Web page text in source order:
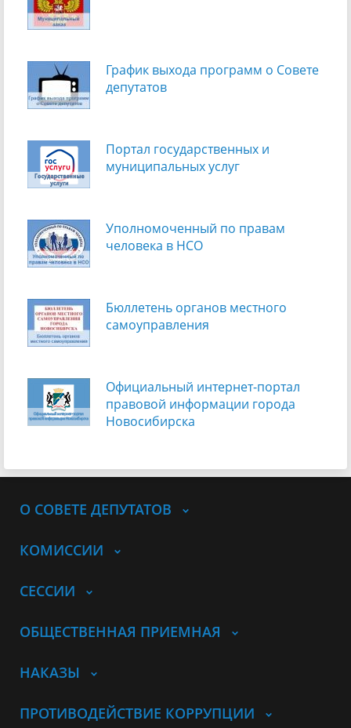
График выхода программ о Cовете
депутатов
Портал государственных и
муниципальных услуг
Уполномоченный по правам
человека в НСО
Бюллетень органов местного
самоуправления
Официальный интернет-портал
правовой информации города
Новосибирска
О СОВЕТЕ ДЕПУТАТОВ
КОМИССИИ
СЕССИИ
ОБЩЕСТВЕННАЯ ПРИЕМНАЯ
НАКАЗЫ
ПРОТИВОДЕЙСТВИЕ КОРРУПЦИИ